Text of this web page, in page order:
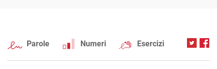
Parole Numeri Esercizi